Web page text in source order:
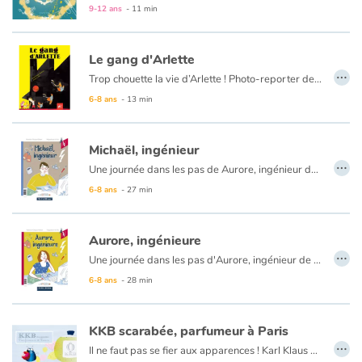
Blog
Actualités
Par thématique
Rencontres et témoignages
Contes d'ici et d'ailleurs
Autour de la lecture
Apprendre à lire
Livre audio
9-12 ans - 11 min
Le gang d'Arlette
Trop chouette la vie d’Arlette ! Photo-reporter de talent, Arlette la poule aime parcourir le monde et raconter ses péripéties autour d’un thé, à ses amis. Un jour, Pito tout affolé alerte l’assemblée : un gentil chien est en danger ! Aussitôt, Arlette et sa bande courent le sauver. En chemin, la compagnie découvre la face cachée de la condition animale : les poules emprisonnées, les oies gavées, les cochons entassés... Mais Arlette est une poule courageuse ! Avec son gang, elle fait régner la liberté !
6-8 ans - 13 min
…
Michaël, ingénieur
Une journée dans les pas de Aurore, ingénieur de production, et de Michaël, ingénieur soudeur. Ces deux ingénieurs travaillent ensemble, mais se lisent chacun d'un côté du livre, c'est renversant ! Une seconde partie documentaire pour tout savoir sur les découvertes et l'histoire de ce métier, les anecdotes et les exploits actuels et futurs des ingénieurs et des ingénieures. Ce livre a été réalisé grâce au soutien de l'entreprise GTT, leader dans les barrières isolantes pour le transport maritime de gaz liquéfié, rien que cela !
6-8 ans - 27 min
…
Aurore, ingénieure
Une journée dans les pas d'Aurore, ingénieur de production, et de Michaël, ingénieur soudeur. Ces deux ingénieurs travaillent ensemble, mais se lisent chacun d'un côté du livre, c'est renversant ! Une seconde partie documentaire pour tout savoir sur les découvertes et l'histoire de ce métier, les anecdotes et les exploits actuels et futurs des ingénieurs et des ingénieures. Ce livre a été réalisé grâce au soutien de l'entreprise GTT, leader dans les barrières isolantes pour le transport maritime de gaz liquéfié, rien que cela !
6-8 ans - 28 min
…
KKB scarabée, parfumeur à Paris
Il ne faut pas se fier aux apparences ! Karl Klaus Bouzy, dit KKB, est un scarabée de la famille des bousiers, ceux qui fouillent et se nourrissent du crottin. Mais au caca, KKB préfère les fleurs, et a pour ambition de devenir parfumeur. Pour cela il doit quitter les siens, et partir tenter sa chance à Paris. On lui recommande l’adresse de Marcelle, une fourmi qui pourrait l’aider à s’installer. Mais arrivé chez elle, on le tient à distance, car un bousier sent forcément le fumier. Bouzy, malgré les préjugés, parviendra-t-il à convaincre et à réaliser son rêve : devenir parfumeur ? …